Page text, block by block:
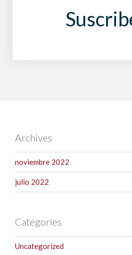
Archives
noviembre 2022
julio 2022
Categories
Uncategorized